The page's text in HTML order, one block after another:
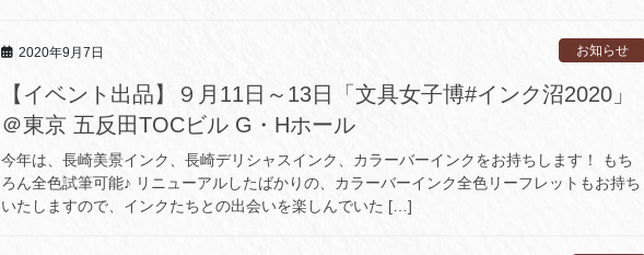
2020年9月7日 お知らせ
【イベント出品】９月11日～13日「文具女子博#インク沼2020」
＠東京 五反田TOCビル G・Hホール
今年は、長崎美景インク、長崎デリシャスインク、カラーバーインクをお持ちします！ もち
ろん全色試筆可能♪ リニューアルしたばかりの、カラーバーインク全色リーフレットもお持ち
いたしますので、インクたちとの出会いを楽しんでいた […]